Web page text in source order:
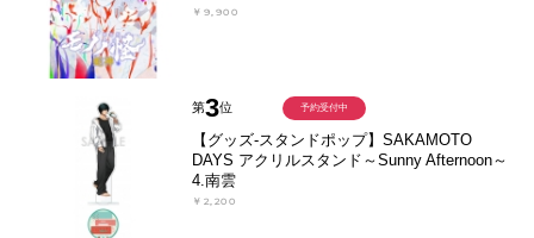
￥9,900
第3位
【グッズ-スタンドポップ】SAKAMOTO
DAYS アクリルスタンド～Sunny Afternoon～
4.南雲
￥2,200
予約受付中